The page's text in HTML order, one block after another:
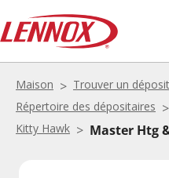
Maison
Trouver un
Répertoire des dépositaires
Kitty Hawk
Master Htg